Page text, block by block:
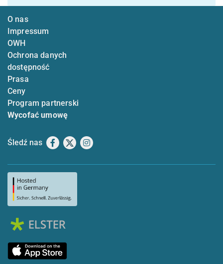
O nas
Impressum
OWH
Ochrona danych
dostępność
Prasa
Ceny
Program partnerski
Wycofać umowę
Śledź nas Facebook
X Instagram